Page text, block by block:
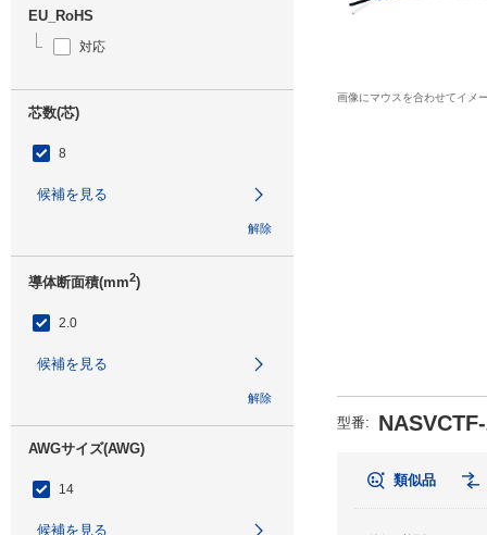
EU_RoHS
対応
芯数(芯)
8
候補を見る
解除
導体断面積(mm2)
2.0
候補を見る
解除
AWGサイズ(AWG)
14
候補を見る
画像にマウスを合わせてイメ
型番:
類似品